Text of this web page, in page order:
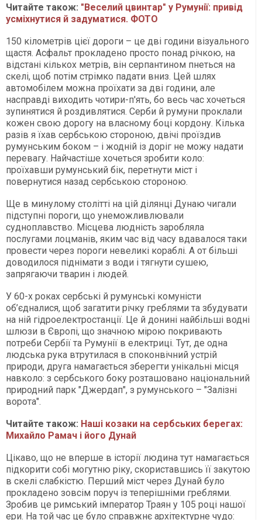
Читайте також: "Веселий цвинтар" у Румунії: привід
усміхнутися й задуматися. ФОТО
150 кілометрів цієї дороги – це дві години візуального
щастя. Асфальт прокладено просто понад річкою, на
відстані кількох метрів, він серпантином пнеться на
скелі, щоб потім стрімко падати вниз. Цей шлях
автомобілем можна проїхати за дві години, але
насправді виходить чотири-п'ять, бо весь час хочеться
зупинятися й роздивлятися. Серби й румуни проклали
кожен свою дорогу на власному боці кордону. Кілька
разів я їхав сербською стороною, двічі проїздив
румунським боком – і жодній із доріг не можу надати
перевагу. Найчастіше хочеться зробити коло:
проїхавши румунський бік, перетнути міст і
повернутися назад сербською стороною.
Ще в минулому столітті на цій ділянці Дунаю чигали
підступні пороги, що унеможливлювали
судноплавство. Місцева людність заробляла
послугами лоцманів, яким час від часу вдавалося таки
провести через пороги невеликі кораблі. А от більші
доводилося піднімати з води і тягнути сушею,
запрягаючи тварин і людей.
У 60-х роках сербські й румунські комуністи
об’єдналися, щоб загатити річку греблями та збудувати
на ній гідроелектростанції. Це й донині найбільші водні
шлюзи в Європі, що значною мірою покривають
потреби Сербії та Румунії в електриці. Тут, де одна
людська рука втрутилася в споконвічний устрій
природи, друга намагається зберегти унікальні місця
навколо: з сербського боку розташовано національний
природний парк "Джердап", з румунського – "Залізні
ворота".
Читайте також: Наші козаки на сербських берегах:
Михайло Рамач і його Дунай
Цікаво, що не вперше в історії людина тут намагається
підкорити собі могутню ріку, скориставшись її закутою
в скелі слабкістю. Перший міст через Дунай було
прокладено зовсім поруч із теперішніми греблями.
Зробив це римський імператор Траян у 105 році нашої
ери. На той час це було справжнє архітектурне чудо: